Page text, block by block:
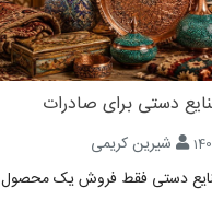
دستی برای صادرات
شیرین کریمی
دستی فقط فروش یک محصول